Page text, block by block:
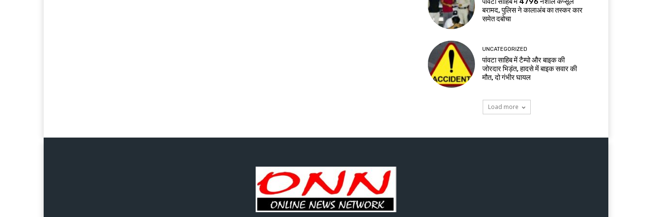
बरामद, पुलिस ने कालाअंब का तस्कर कार
समेत दबोचा
UNCATEGORIZED
पांवटा साहिब में टैम्पो और बाइक की
जोरदार भिड़ंत, हादसे में बाइक सवार की
मौत, दो गंभीर घायल
Load more